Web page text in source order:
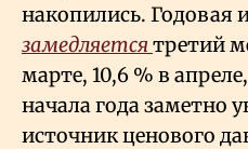
накопились. Годовая
замедляется третий
марте, 10,6 % в
начала года заметно
источник ценового